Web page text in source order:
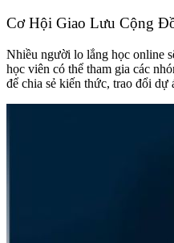
Cơ Hội Giao Lưu Cộng
Nhiều người lo lắng học online
học viên có thể tham gia các
để chia sẻ kiến thức, trao đổi dự